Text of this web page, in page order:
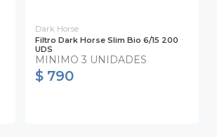
Dark Horse
Filtro Dark Horse Slim Bio 6/15 200
UDS
MINIMO 3 UNIDADES
$ 790